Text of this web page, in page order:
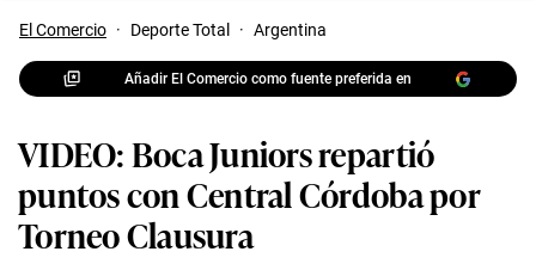
El Comercio · Deporte Total · Argentina
Añadir El Comercio como fuente preferida en
VIDEO: Boca Juniors repartió
puntos con Central Córdoba por
Torneo Clausura